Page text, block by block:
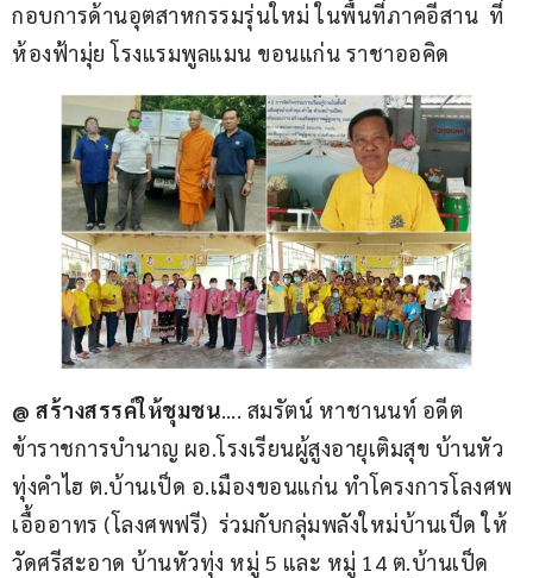
กอบการด้านอุตสาหกรรมรุ่นใหม่ ในพื้นที่ภาคอีสาน  ที่
ห้องฟ้ามุ่ย โรงแรมพูลแมน ขอนแก่น ราชาออคิด
@ สร้างสรรค์ให้ชุมชน…. สมรัตน์ หาชานนท์ อดีต
ข้าราชการบำนาญ ผอ.โรงเรียนผู้สูงอายุเติมสุข บ้านหัว
ทุ่งคำไฮ ต.บ้านเป็ด อ.เมืองขอนแก่น ทำโครงการโลงศพ
เอื้ออาทร (โลงศพฟรี)  ร่วมกับกลุ่มพลังใหม่บ้านเป็ด ให้
วัดศรีสะอาด บ้านหัวทุ่ง หมู่ 5 และ หมู่ 14 ต.บ้านเป็ด